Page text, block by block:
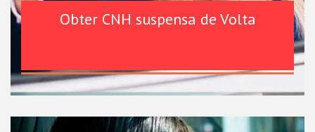
Obter CNH suspensa de Volta